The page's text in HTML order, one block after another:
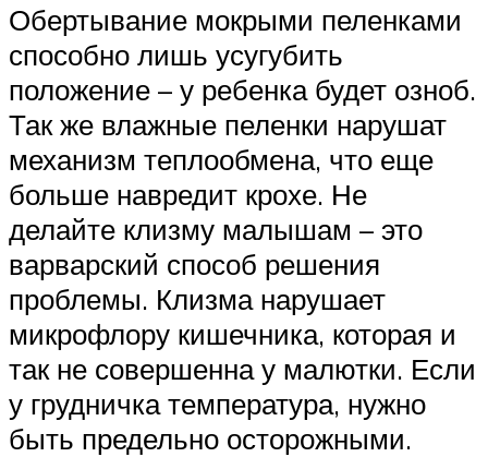
Обертывание мокрыми пеленками
способно лишь усугубить
положение – у ребенка будет озноб.
Так же влажные пеленки нарушат
механизм теплообмена, что еще
больше навредит крохе. Не
делайте клизму малышам – это
варварский способ решения
проблемы. Клизма нарушает
микрофлору кишечника, которая и
так не совершенна у малютки. Если
у грудничка температура, нужно
быть предельно осторожными.